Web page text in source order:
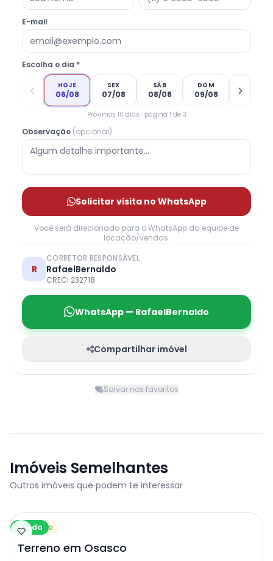
E-mail
Escolha o dia *
HOJE
06/08
SEX
07/08
SÁB
08/08
DOM
09/08
Próximos 10 dias · página 1 de 3
Observação (opcional)
Solicitar visita no WhatsApp
Você será direcionado para o WhatsApp da equipe de
locação/vendas.
R
CORRETOR RESPONSÁVEL
RafaelBernaldo
CRECI 232718
WhatsApp — RafaelBernaldo
Compartilhar imóvel
Salvar nos favoritos
Imóveis Semelhantes
Outros imóveis que podem te interessar
Venda
Terreno
Terreno em Osasco